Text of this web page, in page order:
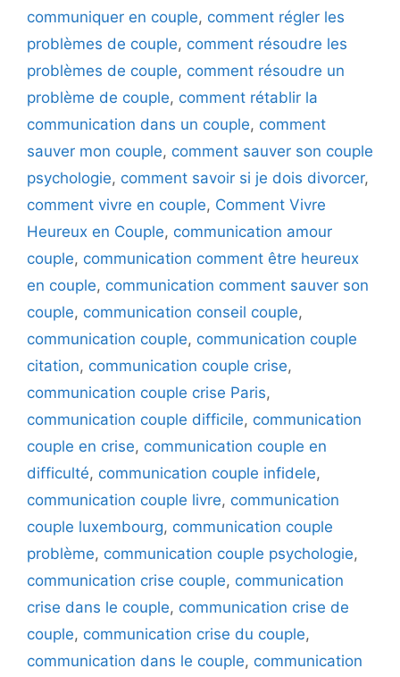
communiquer en couple, comment régler les
problèmes de couple, comment résoudre les
problèmes de couple, comment résoudre un
problème de couple, comment rétablir la
communication dans un couple, comment
sauver mon couple, comment sauver son couple
psychologie, comment savoir si je dois divorcer,
comment vivre en couple, Comment Vivre
Heureux en Couple, communication amour
couple, communication comment être heureux
en couple, communication comment sauver son
couple, communication conseil couple,
communication couple, communication couple
citation, communication couple crise,
communication couple crise Paris,
communication couple difficile, communication
couple en crise, communication couple en
difficulté, communication couple infidele,
communication couple livre, communication
couple luxembourg, communication couple
problème, communication couple psychologie,
communication crise couple, communication
crise dans le couple, communication crise de
couple, communication crise du couple,
communication dans le couple, communication